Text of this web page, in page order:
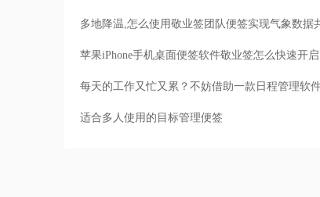
适合多人使用的目标管理便签